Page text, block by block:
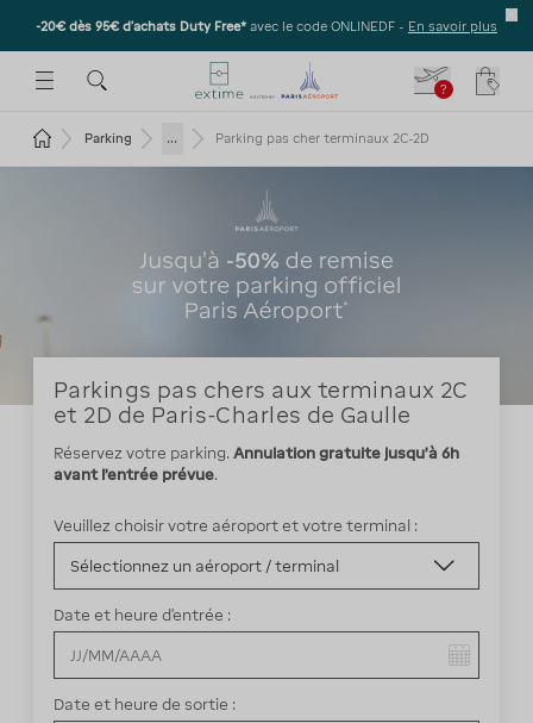
-20€ dès 95€ d’achats Duty Free* avec le code ONLINEDF - En savoir plus
MENU
OUVRIR LE SOUS-MENU
POUR OUVRIR LE SOUS-MENU
?
Revenir à la page d'accueil
Parking ... Parking pas cher terminaux 2C-2D
Parkings pas chers aux terminaux 2C
et 2D de Paris-Charles de Gaulle
Réservez votre parking. Annulation gratuite jusqu'à 6h
avant l'entrée prévue.
Veuillez choisir votre aéroport et votre terminal :
Date et heure d’entrée :
Date et heure de sortie :